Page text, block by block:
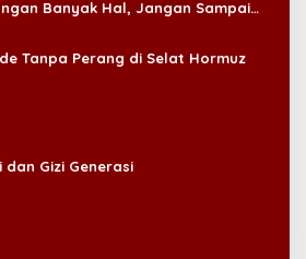
Banyak Hal, Jangan Sampai
Tanpa Perang di Selat Hormuz
dan Gizi Generasi